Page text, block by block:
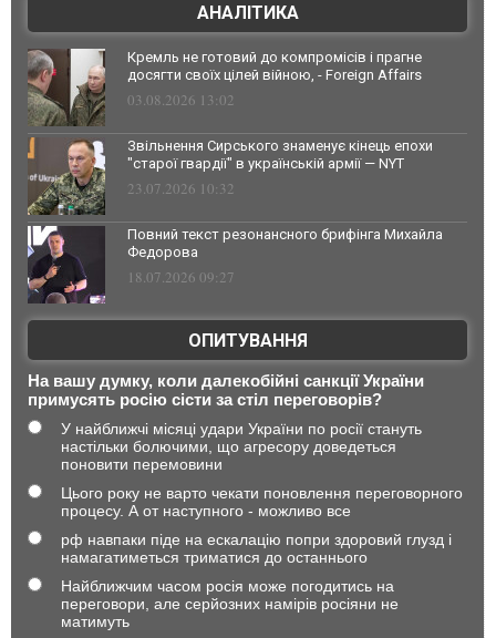
АНАЛІТИКА
Кремль не готовий до компромісів і прагне
досягти своїх цілей війною, - Foreign Affairs
03.08.2026 13:02
Звільнення Сирського знаменує кінець епохи
"старої гвардії" в українській армії — NYT
23.07.2026 10:32
Повний текст резонансного брифінга Михайла
Федорова
18.07.2026 09:27
ОПИТУВАННЯ
На вашу думку, коли далекобійні санкції України
примусять росію сісти за стіл переговорів?
У найближчі місяці удари України по росії стануть
настільки болючими, що агресору доведеться
поновити перемовини
Цього року не варто чекати поновлення переговорного
процесу. А от наступного - можливо все
рф навпаки піде на ескалацію попри здоровий глузд і
намагатиметься триматися до останнього
Найближчим часом росія може погодитись на
переговори, але серйозних намірів росіяни не
матимуть